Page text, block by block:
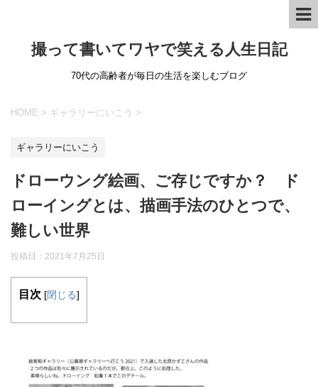
撮って書いてワヤで笑える人生日記
70代の高齢者が毎日の生活を楽しむブログ
HOME > ギャラリーにいこう >
ギャラリーにいこう
ドローウング絵画、ご存じですか？ ド
ローイングとは、描画手法のひとつで、
難しい世界
投稿日： 2021年7月25日
目次 [閉じる]